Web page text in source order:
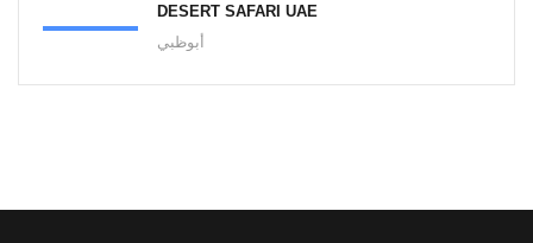
DESERT SAFARI UAE
أبوظبي